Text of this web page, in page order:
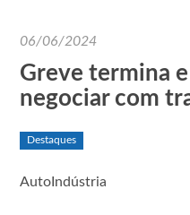
06/06/2024
Greve termina
negociar com
Destaques
AutoIndústria